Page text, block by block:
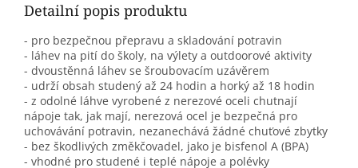
Detailní popis produktu
- pro bezpečnou přepravu a skladování potravin
- láhev na pití do školy, na výlety a outdoorové aktivity
- dvoustěnná láhev se šroubovacím uzávěrem
- udrží obsah studený až 24 hodin a horký až 18 hodin
- z odolné láhve vyrobené z nerezové oceli chutnají
nápoje tak, jak mají, nerezová ocel je bezpečná pro
uchovávání potravin, nezanechává žádné chuťové zbytky
- bez škodlivých změkčovadel, jako je bisfenol A (BPA)
- vhodné pro studené i teplé nápoje a polévky